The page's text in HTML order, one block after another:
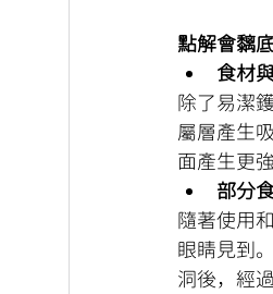
點解會黐
食材
除了易潔
屬層產生
面產生更
部分
隨著使用
眼睛見到
洞後，經